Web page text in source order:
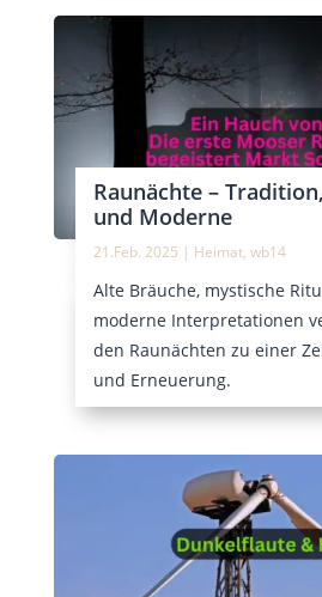
Raunächte –
und Moderne
21.Feb. 2025 | Heimat, wb14
Alte Bräuche, mystische
moderne Interpretationen
den Raunächten zu einer
und Erneuerung.